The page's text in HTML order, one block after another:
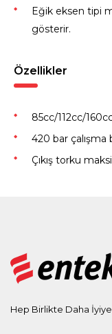
Eğik eksen tipi
gösterir.
Özellikler
85cc/112cc/
420 bar çalışma
Çıkış torku
Hep Birlikte Daha